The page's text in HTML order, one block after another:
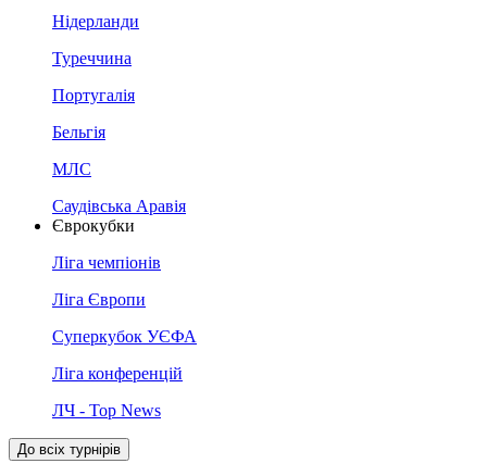
Нідерланди
Туреччина
Португалія
Бельгія
МЛС
Саудівська Аравія
Єврокубки
Ліга чемпіонів
Ліга Європи
Суперкубок УЄФА
Ліга конференцій
ЛЧ - Top News
До всіх турнірів